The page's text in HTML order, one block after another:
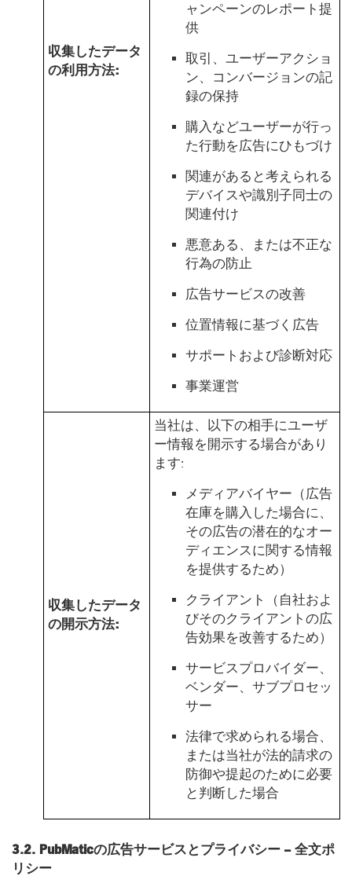
収集したデータ
の利用方法:
ャンペーンのレポート提
供
取引、ユーザーアクショ
ン、コンバージョンの記
録の保持
購入などユーザーが行っ
た行動を広告にひもづけ
関連があると考えられる
デバイスや識別子同士の
関連付け
悪意ある、または不正な
行為の防止
広告サービスの改善
位置情報に基づく広告
サポートおよび診断対応
事業運営
収集したデータ
の開示方法:
当社は、以下の相手にユーザ
ー情報を開示する場合があり
ます:
メディアバイヤー（広告
在庫を購入した場合に、
その広告の潜在的なオー
ディエンスに関する情報
を提供するため）
クライアント（自社およ
びそのクライアントの広
告効果を改善するため）
サービスプロバイダー、
ベンダー、サブプロセッ
サー
法律で求められる場合、
または当社が法的請求の
防御や提起のために必要
と判断した場合
3.2. PubMaticの広告サービスとプライバシー – 全文ポ
リシー